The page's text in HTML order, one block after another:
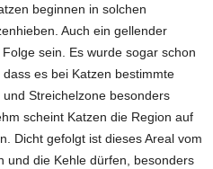
beginnen in solchen
Auch ein gellender
sein. Es wurde sogar schon
es bei Katzen bestimmte
Streichelzone besonders
scheint Katzen die Region auf
Dicht gefolgt ist dieses Areal vom
und die Kehle dürfen, besonders